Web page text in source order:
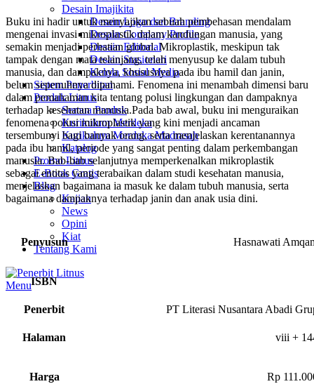
Desain Imajikita
Desain Logo dan Branding
Desain Company Profile
Desain Editorial
Desain Stasioneri
Kelola Sosial Media
Sistem Penerbitan
Produk Litnus
Semua Produk
Kurikulum Merdeka
Kurikulum Merdeka Madrasah
Katalog
Promo Litnus
E-Book Gratis
Blog
Kajian
News
Opini
Kiat
Tentang Kami
Menu
Buku ini hadir untuk menyajikan sebuah pembehasan mendalam
mengenai invasi mikroplastik dalam kandungan manusia, yang
semakin menjadi perhatian global. Mikroplastik, meskipun tak
tampak dengan mata telanjang, telah menyusup ke dalam tubuh
manusia, dan dampaknya, khususnya pada ibu hamil dan janin,
belum sepenuhnya dipahami. Fenomena ini menambah dimensi baru
dalam pemahaman kita tentang polusi lingkungan dan dampaknya
terhadap kesehatan manusia.Pada bab awal, buku ini menguraikan
fenomena polusi mikroplastik yang kini menjadi ancaman
tersembunyi bagi banyak orang, serta menjelaskan kerentanannya
pada ibu hamil, periode yang sangat penting dalam perkembangan
manusia. Bab-bab selanjutnya memperkenalkan mikroplastik
sebagai entitas yang terabaikan dalam studi kesehatan manusia,
menjelaskan bagaimana ia masuk ke dalam tubuh manusia, serta
bagaimana dampaknya terhadap janin dan anak usia dini.
Penyusun Hasnawati
ISBN
Penerbit PT Literasi Nusantara Abadi
Halaman viii +
Harga Rp